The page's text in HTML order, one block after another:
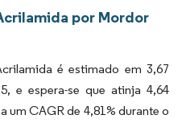
por Mordor
é estimado em 3,67
e espera-se que atinja 4,64
um CAGR de 4,81% durante o